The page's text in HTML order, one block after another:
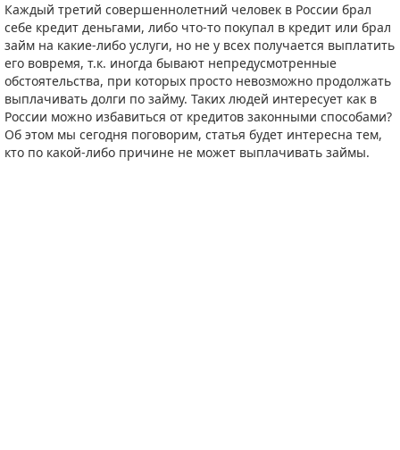
Каждый третий совершеннолетний человек в России брал
себе кредит деньгами, либо что-то покупал в кредит или брал
займ на какие-либо услуги, но не у всех получается выплатить
его вовремя, т.к. иногда бывают непредусмотренные
обстоятельства, при которых просто невозможно продолжать
выплачивать долги по займу. Таких людей интересует как в
России можно избавиться от кредитов законными способами?
Об этом мы сегодня поговорим, статья будет интересна тем,
кто по какой-либо причине не может выплачивать займы.